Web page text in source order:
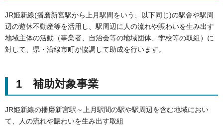
JR姫新線(播磨新宮駅から上月駅間をいう、以下同じ)の駅舎や駅周
辺の遊休不動産等を活用し、駅周辺に人の流れや賑わいを生み出す
地域主体の活動（事業者、自治会等の地域団体、学校等の取組）に
対して、県・沿線市町が協調して助成を行います。
1 補助対象事業
JR姫新線の播磨新宮駅～上月駅間の駅や駅周辺を含む地域におい
て、人の流れや賑わいを生み出す取組